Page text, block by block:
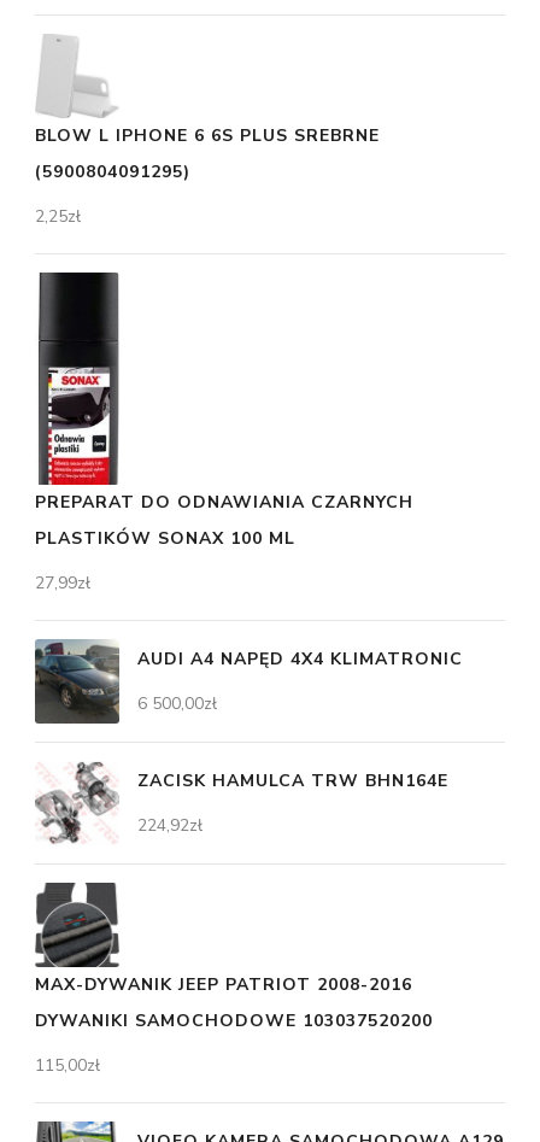
BLOW L IPHONE 6 6S PLUS SREBRNE
(5900804091295)
2,25zł
PREPARAT DO ODNAWIANIA CZARNYCH
PLASTIKÓW SONAX 100 ML
27,99zł
AUDI A4 NAPĘD 4X4 KLIMATRONIC
6 500,00zł
ZACISK HAMULCA TRW BHN164E
224,92zł
MAX-DYWANIK JEEP PATRIOT 2008-2016
DYWANIKI SAMOCHODOWE 103037520200
115,00zł